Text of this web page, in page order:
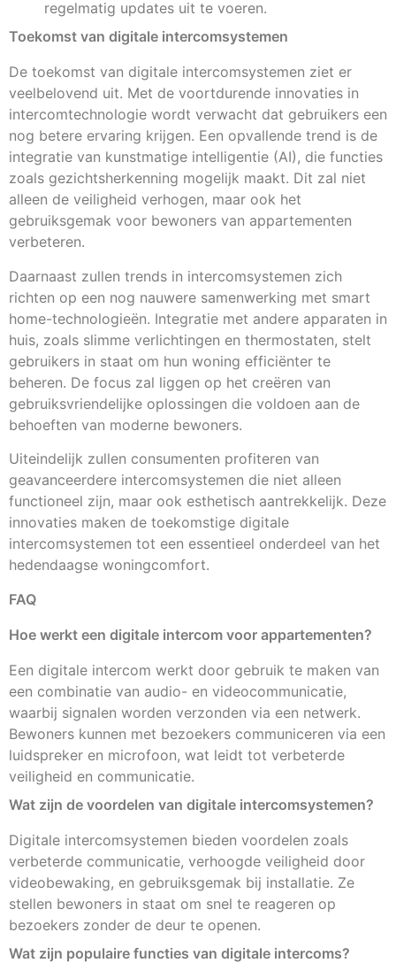
regelmatig updates uit te voeren.
Toekomst van digitale intercomsystemen
De toekomst van digitale intercomsystemen ziet er
veelbelovend uit. Met de voortdurende innovaties in
intercomtechnologie wordt verwacht dat gebruikers een
nog betere ervaring krijgen. Een opvallende trend is de
integratie van kunstmatige intelligentie (AI), die functies
zoals gezichtsherkenning mogelijk maakt. Dit zal niet
alleen de veiligheid verhogen, maar ook het
gebruiksgemak voor bewoners van appartementen
verbeteren.
Daarnaast zullen trends in intercomsystemen zich
richten op een nog nauwere samenwerking met smart
home-technologieën. Integratie met andere apparaten in
huis, zoals slimme verlichtingen en thermostaten, stelt
gebruikers in staat om hun woning efficiënter te
beheren. De focus zal liggen op het creëren van
gebruiksvriendelijke oplossingen die voldoen aan de
behoeften van moderne bewoners.
Uiteindelijk zullen consumenten profiteren van
geavanceerdere intercomsystemen die niet alleen
functioneel zijn, maar ook esthetisch aantrekkelijk. Deze
innovaties maken de toekomstige digitale
intercomsystemen tot een essentieel onderdeel van het
hedendaagse woningcomfort.
FAQ
Hoe werkt een digitale intercom voor appartementen?
Een digitale intercom werkt door gebruik te maken van
een combinatie van audio- en videocommunicatie,
waarbij signalen worden verzonden via een netwerk.
Bewoners kunnen met bezoekers communiceren via een
luidspreker en microfoon, wat leidt tot verbeterde
veiligheid en communicatie.
Wat zijn de voordelen van digitale intercomsystemen?
Digitale intercomsystemen bieden voordelen zoals
verbeterde communicatie, verhoogde veiligheid door
videobewaking, en gebruiksgemak bij installatie. Ze
stellen bewoners in staat om snel te reageren op
bezoekers zonder de deur te openen.
Wat zijn populaire functies van digitale intercoms?